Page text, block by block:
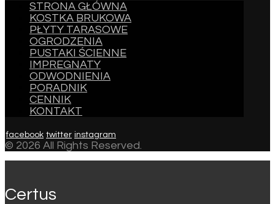
STRONA GŁÓWNA
KOSTKA BRUKOWA
PŁYTY TARASOWE
OGRODZENIA
PUSTAKI ŚCIENNE
IMPREGNATY
ODWODNIENIA
PORADNIK
CENNIK
KONTAKT
facebook twitter instagram
© 2026 All Rights Reserved.
Certus